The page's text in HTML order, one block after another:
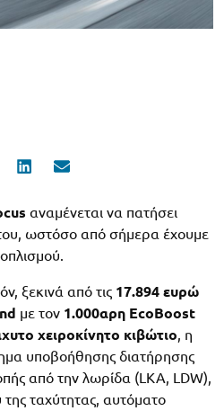
αναμένεται να πατήσει
ωστόσο από σήμερα έχουμε
ξεκινά από τις 17.894 ευρώ
με τον 1.000αρη EcoBoost
χειροκίνητο κιβώτιο, η
υποβοήθησης διατήρησης
από την λωρίδα (LKA, LDW),
ταχύτητας, αυτόματο